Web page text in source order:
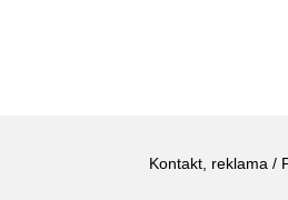
Kontakt, reklama /